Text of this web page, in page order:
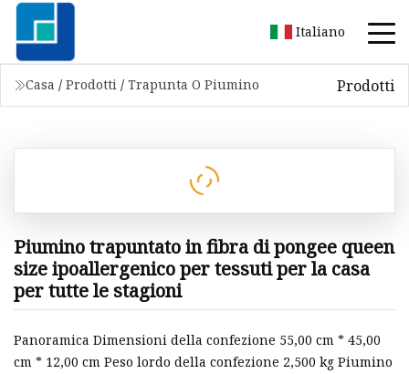
Italiano
Casa / Prodotti / Trapunta O Piumino Prodotti
Piumino trapuntato in fibra di pongee queen
size ipoallergenico per tessuti per la casa
per tutte le stagioni
Panoramica Dimensioni della confezione 55,00 cm * 45,00
cm * 12,00 cm Peso lordo della confezione 2,500 kg Piumino